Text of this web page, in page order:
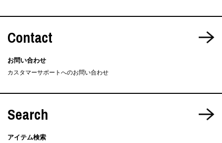
Contact
お問い合わせ
カスタマーサポートへのお問い合わせ
Search
アイテム検索